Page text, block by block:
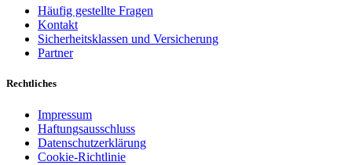
Häufig gestellte Fragen
Kontakt
Sicherheitsklassen und Versicherung
Partner
Rechtliches
Impressum
Haftungsausschluss
Datenschutzerklärung
Cookie-Richtlinie